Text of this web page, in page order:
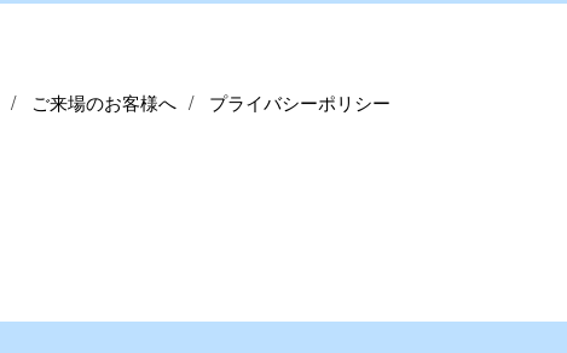
ご来場のお客様へ プライバシーポリシー